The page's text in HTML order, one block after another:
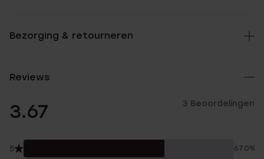
Bezorging & retourneren
Reviews
3.67 3 Beoordelingen
5 67.0%